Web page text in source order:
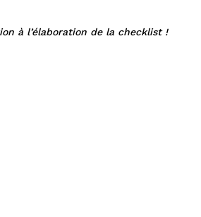
à l’élaboration de la checklist !